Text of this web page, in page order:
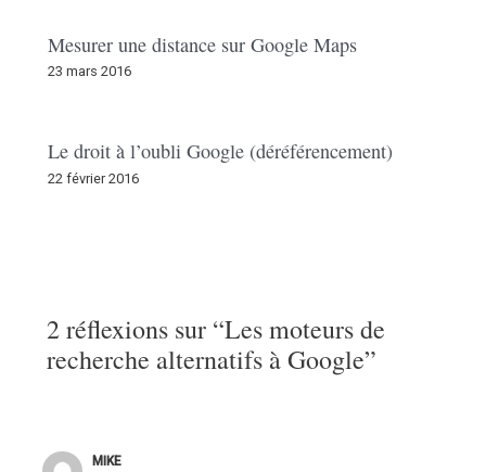
Mesurer une distance sur Google Maps
23 mars 2016
Le droit à l’oubli Google (déréférencement)
22 février 2016
2 réflexions sur “Les moteurs de
recherche alternatifs à Google”
MIKE